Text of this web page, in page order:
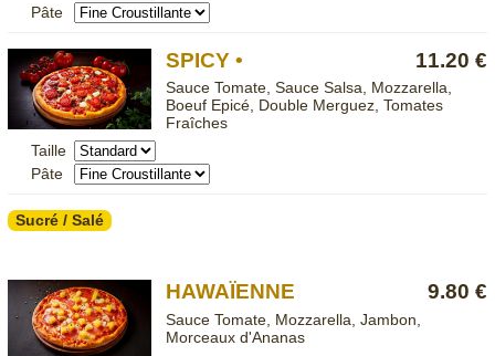
Pâte
11.20 €
SPICY •
Sauce Tomate, Sauce Salsa, Mozzarella,
Boeuf Epicé, Double Merguez, Tomates
Fraîches
Taille
Pâte
Sucré / Salé
9.80 €
HAWAÏENNE
Sauce Tomate, Mozzarella, Jambon,
Morceaux d'Ananas